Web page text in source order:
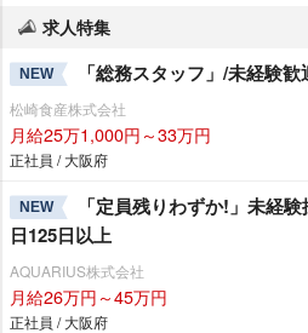
求人特集
NEW 「総務スタッフ」/未経験
松崎食産株式会社
月給25万1,000円～33万円
正社員 / 大阪府
NEW
「定員残りわずか!」未経
日125日以上
AQUARIUS株式会社
月給26万円～45万円
正社員 / 大阪府